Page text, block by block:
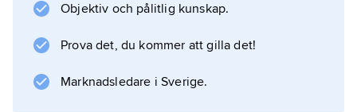
Objektiv och pålitlig kunskap.
Prova det, du kommer att gilla det!
Marknadsledare i Sverige.